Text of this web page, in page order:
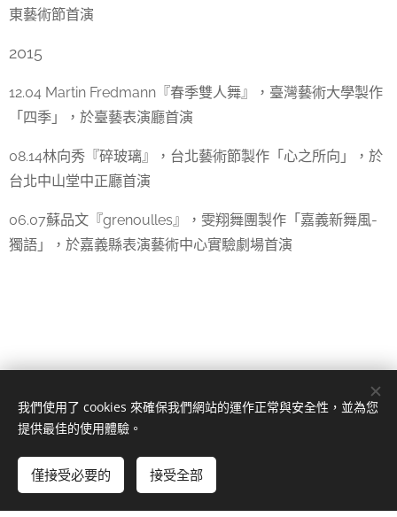
東藝術節首演
2015
12.04 Martin Fredmann『春季雙人舞』，臺灣藝術大學製作
「四季」，於臺藝表演廳首演
08.14林向秀『碎玻璃』，台北藝術節製作「心之所向」，於
台北中山堂中正廳首演
06.07蘇品文『grenoulles』，雯翔舞團製作「嘉義新舞風-
獨語」，於嘉義縣表演藝術中心實驗劇場首演
嘉義縣竹崎鄉竹崎村8鄰文化路34之2號
由Webnode提供技術支援
免費建立您的網站！
我們使用了 cookies 來確保我們網站的運作正常與安全性，並為您
提供最佳的使用體驗。
僅接受必要的 接受全部